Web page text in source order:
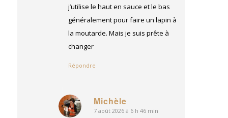
j’utilise le haut en sauce et le bas
généralement pour faire un lapin à
la moutarde. Mais je suis prête à
changer
Répondre
Michèle
dit
7 août 2026 à 6 h 46 min